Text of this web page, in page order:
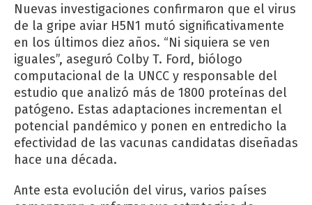
Nuevas investigaciones confirmaron que el virus
de la gripe aviar H5N1 mutó significativamente
en los últimos diez años. “Ni siquiera se ven
iguales”, aseguró Colby T. Ford, biólogo
computacional de la UNCC y responsable del
estudio que analizó más de 1800 proteínas del
patógeno. Estas adaptaciones incrementan el
potencial pandémico y ponen en entredicho la
efectividad de las vacunas candidatas diseñadas
hace una década.
Ante esta evolución del virus, varios países